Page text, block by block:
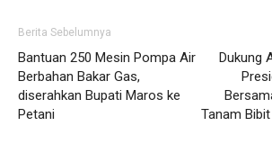
Berita Sebelumnya
Bantuan 250 Mesin Pompa Air
Berbahan Bakar Gas,
diserahkan Bupati Maros ke
Petani
Dukung
Tanam